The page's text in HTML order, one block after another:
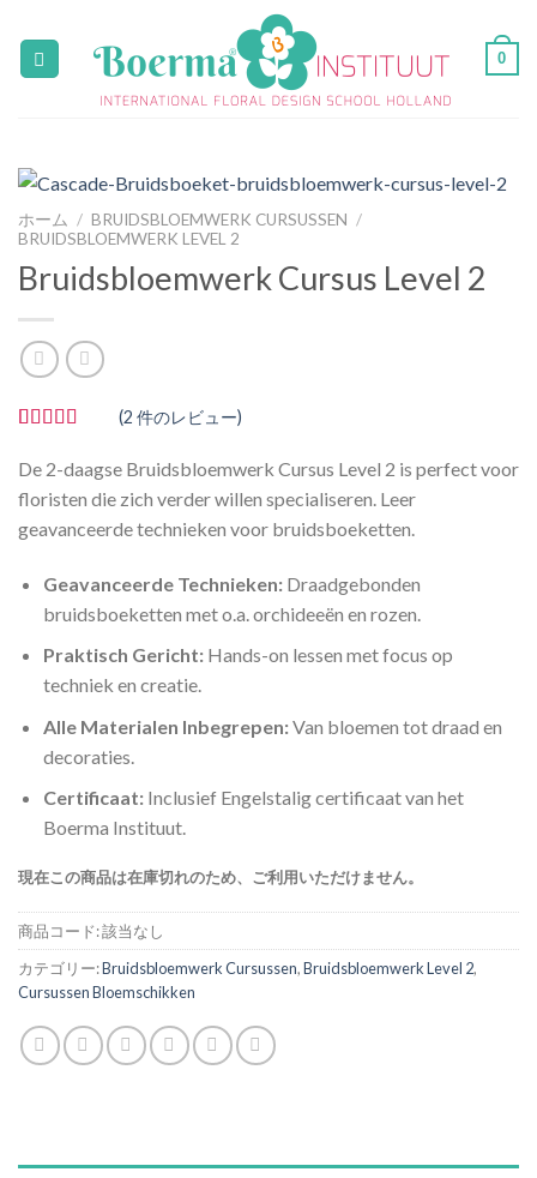
content
0
ホーム / BRUIDSBLOEMWERK CURSUSSEN /
BRUIDSBLOEMWERK LEVEL 2
Bruidsbloemwerk Cursus Level 2
評価に基づ
く5段階評
価のうち、
5.00 点
(2 件のレビュー)
De 2-daagse Bruidsbloemwerk Cursus Level 2 is perfect voor
floristen die zich verder willen specialiseren. Leer
geavanceerde technieken voor bruidsboeketten.
Geavanceerde Technieken:Draadgebonden
bruidsboeketten met o.a. orchideeën en rozen.
Praktisch Gericht:Hands-on lessen met focus op
techniek en creatie.
Alle Materialen Inbegrepen:Van bloemen tot draad en
decoraties.
Certificaat:Inclusief Engelstalig certificaat van het
Boerma Instituut.
現在この商品は在庫切れのため、ご利用いただけません。
商品コード:該当なし
カテゴリー:Bruidsbloemwerk Cursussen,Bruidsbloemwerk Level 2,
Cursussen Bloemschikken